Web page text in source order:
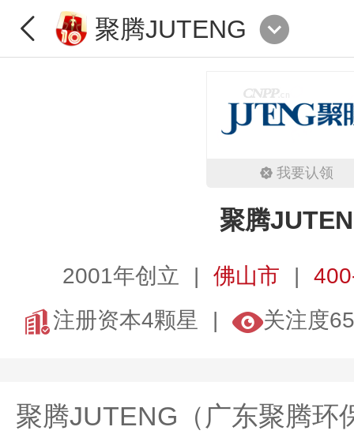
聚腾JUTENG
我要认领
聚腾
2001年创立 佛山市
注册资本4颗星
关注度
聚腾JUTENG（广东聚腾环